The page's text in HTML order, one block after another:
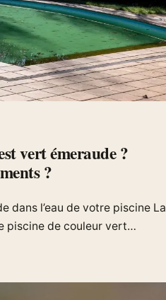
vert émeraude ?
?
dans l’eau de votre piscine La
piscine de couleur vert…